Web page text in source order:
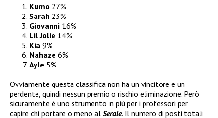
Kumo 27%
Sarah 23%
Giovanni 16%
Lil Jolie 14%
Kia 9%
Nahaze 6%
Ayle 5%
Ovviamente questa classifica non ha un vincitore e un
perdente, quindi nessun premio o rischio eliminazione. Però
sicuramente è uno strumento in più per i professori per
capire chi portare o meno al Serale. Il numero di posti totali